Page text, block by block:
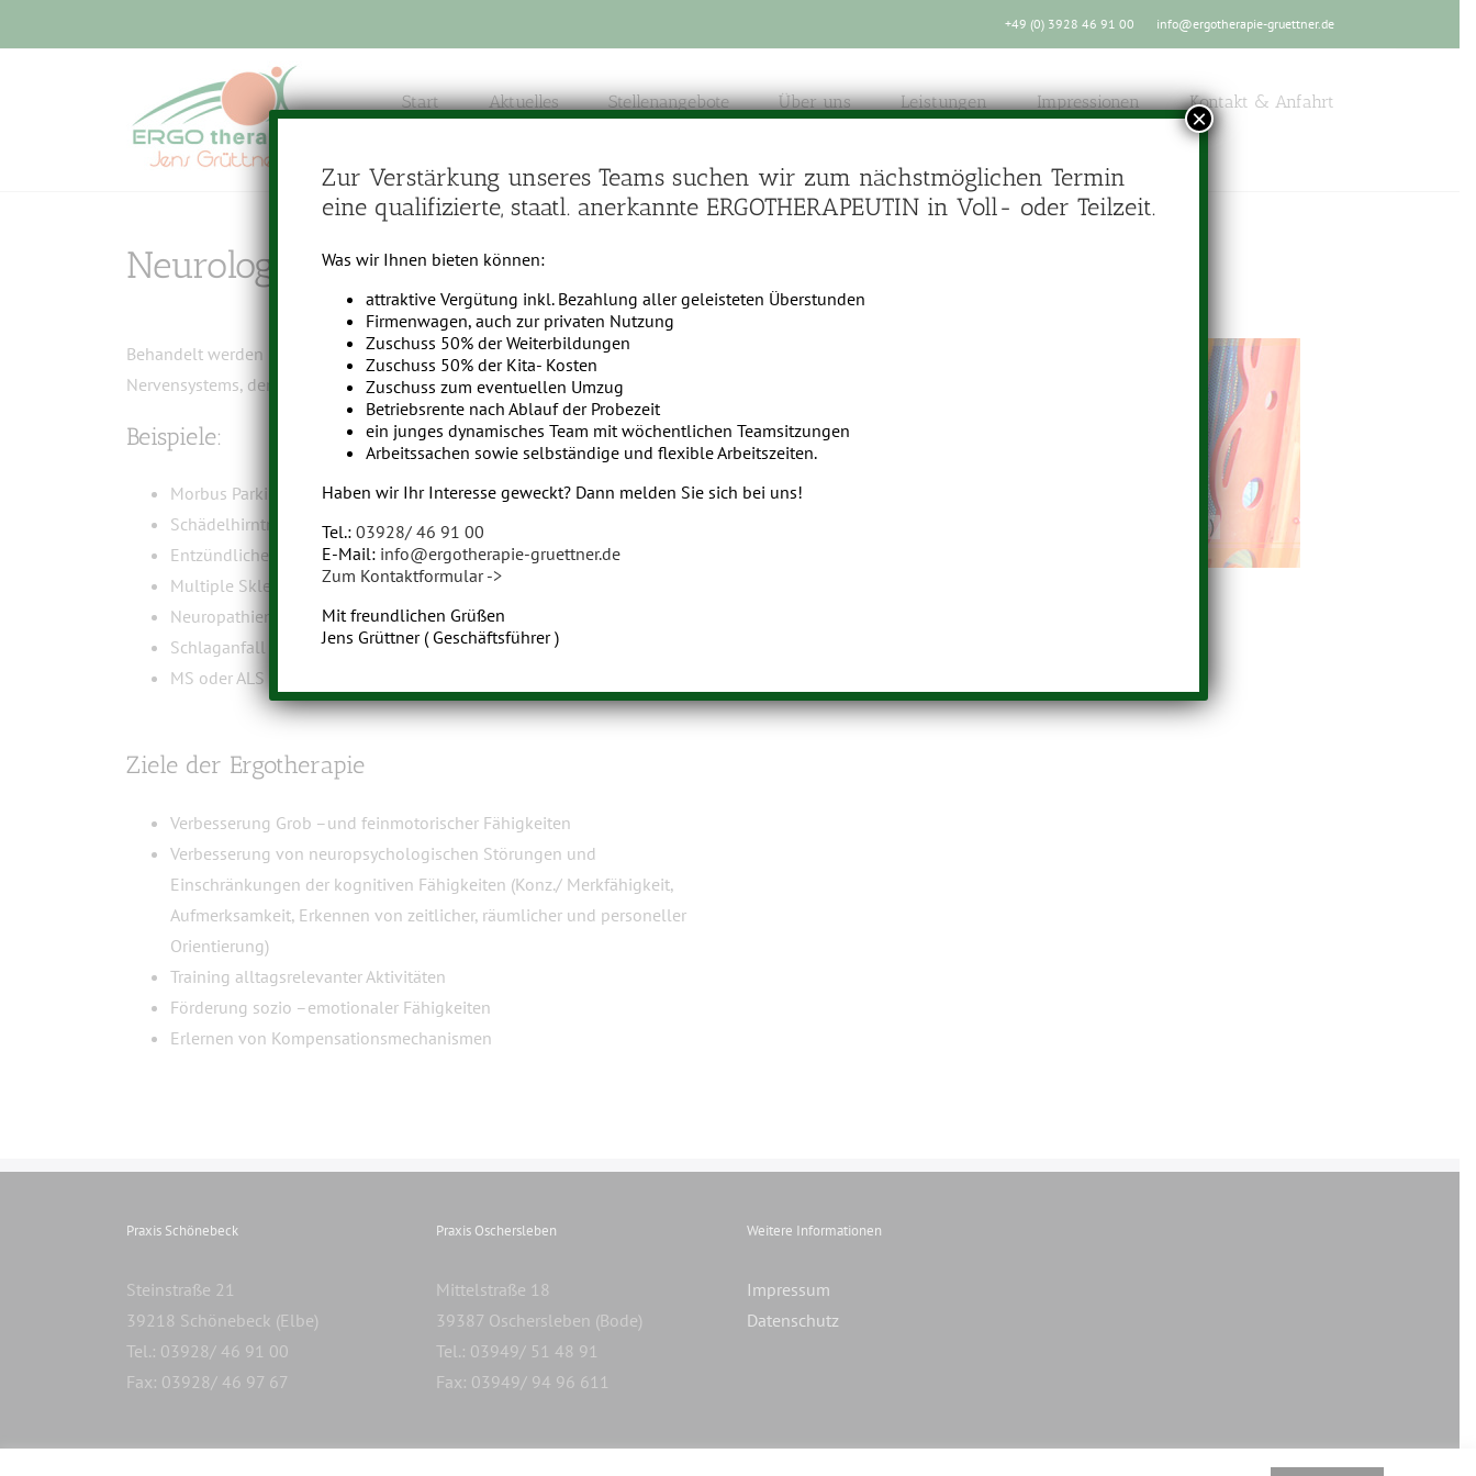
Inhalt
+49 (0) 3928 46 91 00 info@ergotherapie-gruettner.de
Start Aktuelles Stellenangebote Über uns Leistungen Impressionen Kontakt & Anfahrt
Neurologie / Neuropsychologie
Behandelt werden Menschen mit Erkrankungen des zentralen
Nervensystems, der peripheren Nerven sowie des Rückenmarks.
Beispiele:
Morbus Parkinson
Schädelhirntrauma
Entzündliche Erkrankungen
Multiple Sklerose
Neuropathien
Schlaganfall
MS oder ALS
Ziele der Ergotherapie
Verbesserung Grob –und feinmotorischer Fähigkeiten
Verbesserung von neuropsychologischen Störungen und
Einschränkungen der kognitiven Fähigkeiten (Konz./ Merkfähigkeit,
Aufmerksamkeit, Erkennen von zeitlicher, räumlicher und personeller
Orientierung)
Training alltagsrelevanter Aktivitäten
Förderung sozio –emotionaler Fähigkeiten
Erlernen von Kompensationsmechanismen
Praxis Schönebeck
Steinstraße 21
39218 Schönebeck (Elbe)
Tel.: 03928/ 46 91 00
Fax: 03928/ 46 97 67
Praxis Oschersleben
Mittelstraße 18
39387 Oschersleben (Bode)
Tel.: 03949/ 51 48 91
Fax: 03949/ 94 96 611
Weitere Informationen
Impressum
Datenschutz
Zur Verstärkung unseres Teams suchen wir zum nächstmöglichen Termin
eine qualifizierte, staatl. anerkannte ERGOTHERAPEUTIN in Voll- oder Teilzeit.
Was wir Ihnen bieten können:
attraktive Vergütung inkl. Bezahlung aller geleisteten Überstunden
Firmenwagen, auch zur privaten Nutzung
Zuschuss 50% der Weiterbildungen
Zuschuss 50% der Kita- Kosten
Zuschuss zum eventuellen Umzug
Betriebsrente nach Ablauf der Probezeit
ein junges dynamisches Team mit wöchentlichen Teamsitzungen
Arbeitssachen sowie selbständige und flexible Arbeitszeiten.
Haben wir Ihr Interesse geweckt? Dann melden Sie sich bei uns!
Tel.: 03928/ 46 91 00
E-Mail: info@ergotherapie-gruettner.de
Zum Kontaktformular ->
Mit freundlichen Grüßen
Jens Grüttner ( Geschäftsführer )
×